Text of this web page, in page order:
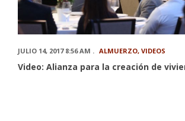
JULIO 14, 2017 8:56 AM . ALMUERZO, VIDEOS
Video: Alianza para la creación de